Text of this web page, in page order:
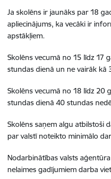
Ja skolēns ir jaunāks par 18
apliecinājums, ka vecāki ir
apstākļiem.
Skolēns vecumā no 15 līdz 17
stundas dienā un ne vairāk kā
Skolēns vecumā no 18 līdz 20
stundas dienā 40 stundas
Skolēns saņem algu atbilstoši
par valstī noteikto minimālo
Nodarbinātības valsts
nelaimes gadījumiem darba